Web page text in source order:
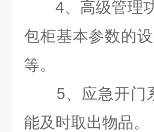
4、高级管理
包柜基本参数的
等。
5、应急开门
能及时取出物品。